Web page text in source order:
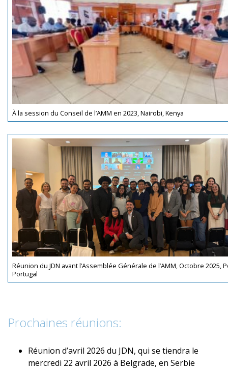
À la session du Conseil de l’AMM en 2023, Nairobi, Kenya
Réunion du JDN avant l’Assemblée Générale de l’AMM, Octobre 2025,
Portugal
Prochaines réunions:
Réunion d’avril 2026 du JDN, qui se tiendra le
mercredi 22 avril 2026 à Belgrade, en Serbie